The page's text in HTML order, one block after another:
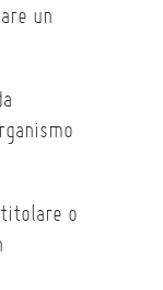
un
o